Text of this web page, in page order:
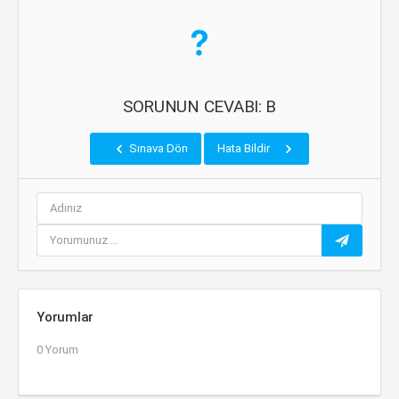
SORUNUN CEVABI: B
Sınava Dön Hata Bildir
Yorumlar
0 Yorum